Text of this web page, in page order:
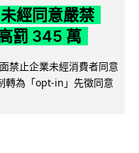
經同意嚴禁
罰 345 萬
禁止企業未經消費者同意
轉為「opt-in」先徵同意